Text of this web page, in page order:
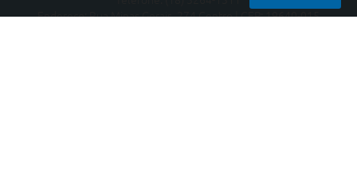
Endereço: Rua Minas Gerais, 274 Centro | CEP: 19640-015